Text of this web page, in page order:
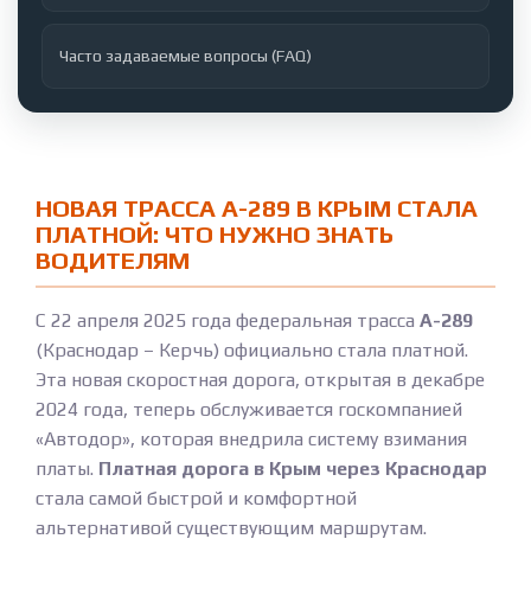
Часто задаваемые вопросы (FAQ)
НОВАЯ ТРАССА А-289 В КРЫМ СТАЛА
ПЛАТНОЙ: ЧТО НУЖНО ЗНАТЬ
ВОДИТЕЛЯМ
С 22 апреля 2025 года федеральная трасса А-289
(Краснодар – Керчь) официально стала платной.
Эта новая скоростная дорога, открытая в декабре
2024 года, теперь обслуживается госкомпанией
«Автодор», которая внедрила систему взимания
платы. Платная дорога в Крым через Краснодар
стала самой быстрой и комфортной
альтернативой существующим маршрутам.